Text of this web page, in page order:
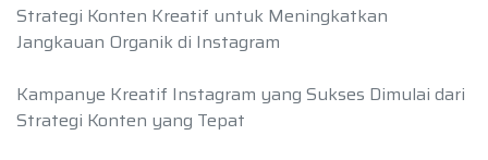
Strategi Konten Kreatif untuk Meningkatkan
Jangkauan Organik di Instagram
Kampanye Kreatif Instagram yang Sukses Dimulai dari
Strategi Konten yang Tepat